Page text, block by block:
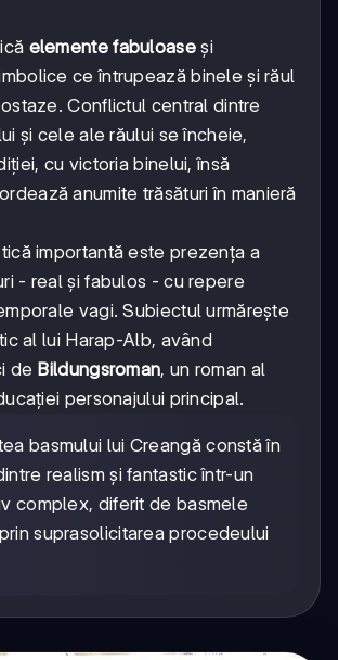
elemente fabuloaseși
ce întrupează binele și răul
Conflictul central dintre
și cele ale răului se încheie,
cu victoria binelui, însă
anumite trăsături în manieră
importantă este prezența a
- real și fabulos - cu repere
vagi. Subiectul urmărește
al lui Harap-Alb, având
de Bildungsroman, un roman al
personajului principal.
basmului lui Creangă constă în
realism și fantastic într-un
complex, diferit de basmele
suprasolicitarea procedeului